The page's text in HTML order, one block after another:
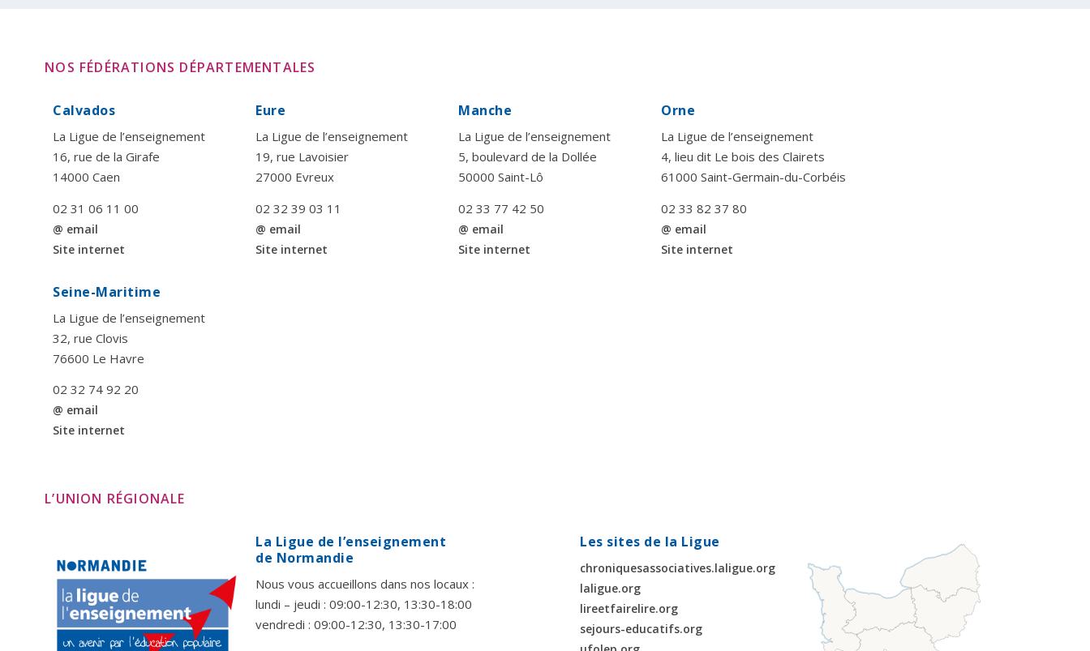
NOS FÉDÉRATIONS DÉPARTEMENTALES
Calvados
La Ligue de l’enseignement
16, rue de la Girafe
14000 Caen
02 31 06 11 00
@ email
Site internet
Eure
La Ligue de l’enseignement
19, rue Lavoisier
27000 Evreux
02 32 39 03 11
@ email
Site internet
Manche
La Ligue de l’enseignement
5, boulevard de la Dollée
50000 Saint-Lô
02 33 77 42 50
@ email
Site internet
Orne
La Ligue de l’enseignement
4, lieu dit Le bois des Clairets
61000 Saint-Germain-du-Corbéis
02 33 82 37 80
@ email
Site internet
Seine-Maritime
La Ligue de l’enseignement
32, rue Clovis
76600 Le Havre
02 32 74 92 20
@ email
Site internet
L’UNION RÉGIONALE
La Ligue de l’enseignement
de Normandie
Nous vous accueillons dans nos locaux :
lundi – jeudi : 09:00-12:30, 13:30-18:00
vendredi : 09:00-12:30, 13:30-17:00
Les sites de la Ligue
chroniquesassociatives.laligue.org
laligue.org
lireetfairelire.org
sejours-educatifs.org